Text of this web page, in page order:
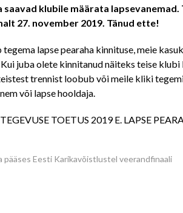
saavad klubile määrata
27. november 2019. Tänud ette!
tegema lapse pearaha kinnituse, meie
juba olete kinnitanud näiteks teise
trennist loobub või meile kliki
või lapse hooldaja.
TOETUS 2019 E. LAPSE
pääses Eesti Karikavõistlustel veerandfinaali